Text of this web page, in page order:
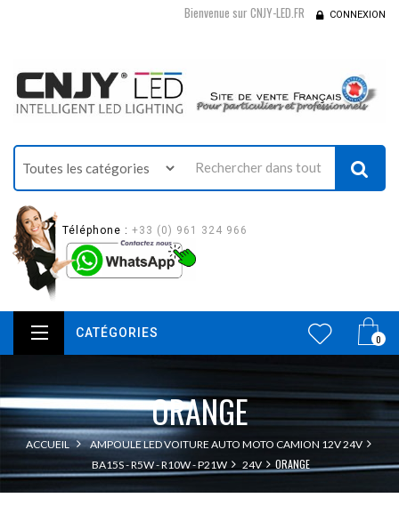
Bienvenue sur CNJY-LED.FR CONNEXION
Téléphone : +33 (0) 961 324 966
0
CATÉGORIES
ORANGE
ACCUEIL
AMPOULE LED VOITURE AUTO MOTO CAMION 12V 24V
BA15S - R5W - R10W - P21W
24V ORANGE